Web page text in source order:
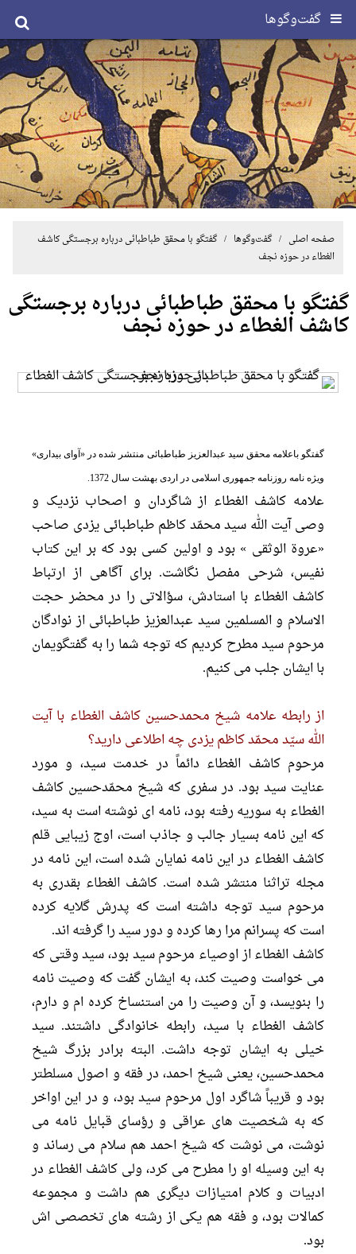
گفت‌وگوها
صفحه اصلی /گفت‌وگوها / گفتگو با محقق طباطبائی درباره برجستگی کاشف
الغطاء در حوزه نجف
گفتگو با محقق طباطبائی درباره برجستگی
کاشف الغطاء در حوزه نجف
گفتگو باعلامه محقق سید عبدالعزیز طباطبائى منتشر شده در «آواى بیدارى»
ویژه نامه روزنامه جمهورى اسلامى در اردی بهشت سال 1372.
علامه کاشف الغطاء از شاگردان و اصحاب نزدیک و
وصى آیت الله سید محمّد کاظم طباطبائى یزدى صاحب
«عروة الوثقى » بود و اولین کسى بود که بر این کتاب
نفیس، شرحى مفصل نگاشت. براى آگاهى از ارتباط
کاشف الغطاء با استادش، سؤالاتى را در محضر حجت
الاسلام و المسلمین سید عبدالعزیز طباطبائى از نوادگان
مرحوم سید مطرح کردیم که توجه شما را به گفتگویمان
با ایشان جلب مى کنیم.
از رابطه علامه شیخ محمدحسین کاشف الغطاء با آیت
الله سيّد محمّد کاظم یزدى چه اطلاعى دارید؟
مرحوم کاشف الغطاء دائماً در خدمت سید، و مورد
عنایت سید بود. در سفرى که شیخ محمّدحسین کاشف
الغطاء به سوریه رفته بود، نامه اى نوشته است به سید،
که این نامه بسیار جالب و جاذب است، اوج زیبایى قلم
کاشف الغطاء در این نامه نمایان شده است، این نامه در
مجله تراثنا منتشر شده است. کاشف الغطاء بقدرى به
مرحوم سید توجه داشته است که پدرش گلایه کرده
است که پسرانم مرا رها کرده و دور سید را گرفته اند.
کاشف الغطاء از اوصیاء مرحوم سید بود، سید وقتى که
می خواست وصیت کند، به ایشان گفت که وصیت نامه
را بنویسد، و آن وصیت را من استنساخ کرده ام و دارم،
کاشف الغطاء با سید، رابطه خانوادگى داشتند. سید
خیلى به ایشان توجه داشت. البته برادر بزرگ شیخ
محمدحسین، یعنى شیخ احمد، در فقه و اصول مسلطتر
بود و قریباً شاگرد اول مرحوم سید بود، و در این اواخر
که به شخصیت هاى عراقى و رؤساى قبایل نامه مى
نوشت، مى نوشت که شیخ احمد هم سلام مى رساند و
به این وسیله او را مطرح مى کرد، ولى کاشف الغطاء در
ادبیات و کلام امتیازات دیگرى هم داشت و مجموعه
کمالات بود، و فقه هم یکى از رشته هاى تخصصى اش
بود.